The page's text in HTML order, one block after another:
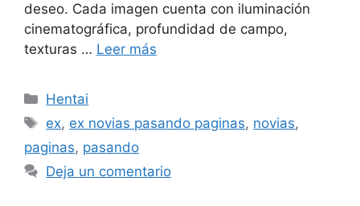
deseo. Cada imagen cuenta con iluminación
cinematográfica, profundidad de campo,
texturas … Leer más
Categorías
Hentai
Etiquetas
ex, ex novias pasando paginas, novias,
paginas, pasando
Deja un comentario